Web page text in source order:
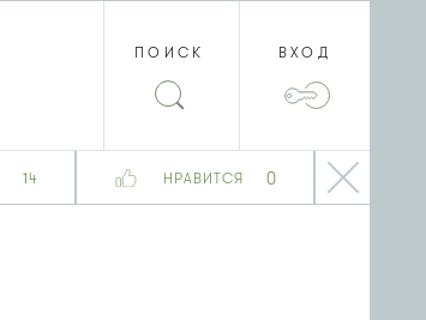
14 НРАВИТСЯ 0
ПОИСК ВХОД